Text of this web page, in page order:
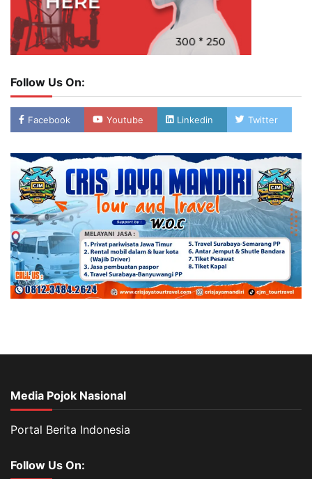
Follow Us On:
Facebook Youtube Linkedin Twitter
Media Pojok Nasional
Portal Berita Indonesia
Follow Us On: